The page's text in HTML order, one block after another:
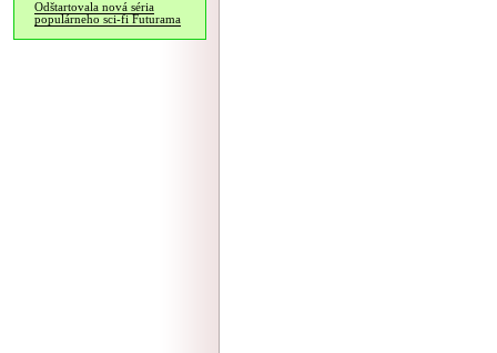
Odštartovala nová séria
populárneho sci-fi Futurama